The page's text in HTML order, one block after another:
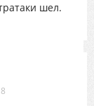
шел.